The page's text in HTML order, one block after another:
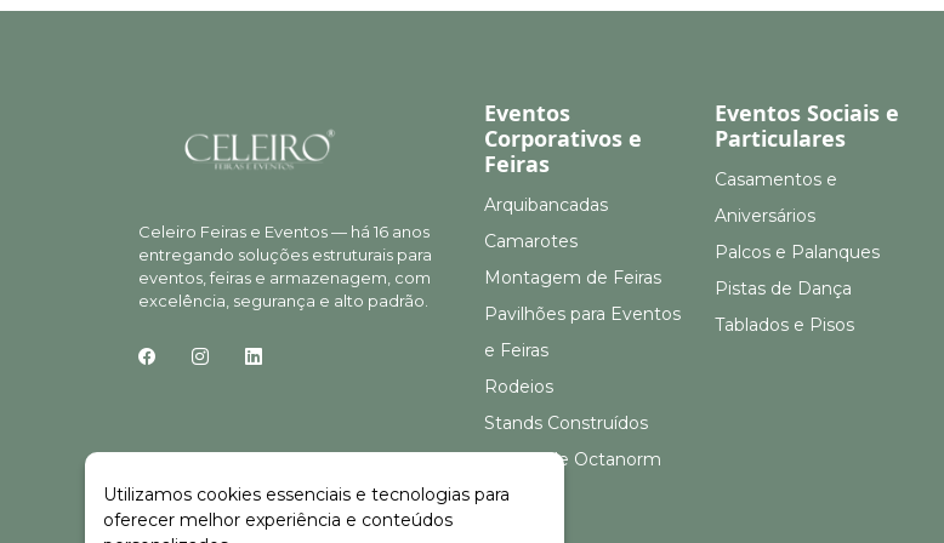
Celeiro Feiras e Eventos — há 16 anos
entregando soluções estruturais para
eventos, feiras e armazenagem, com
excelência, segurança e alto padrão.
Eventos
Corporativos e
Feiras
Arquibancadas
Camarotes
Montagem de Feiras
Pavilhões para Eventos
e Feiras
Rodeios
Stands Construídos
Stands de Octanorm
Eventos Sociais e
Particulares
Casamentos e
Aniversários
Palcos e Palanques
Pistas de Dança
Tablados e Pisos
Utilizamos cookies essenciais e tecnologias para
oferecer melhor experiência e conteúdos